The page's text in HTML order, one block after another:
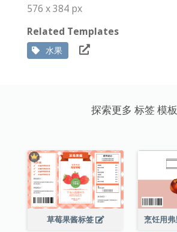
576 x 384 px
Related Templates
水果
探索更多 标签 模板
草莓果酱标签